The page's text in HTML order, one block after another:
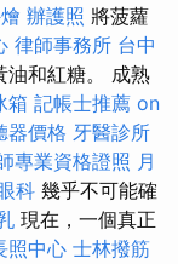
辦護照 將菠蘿
律師事務所 台中
油和紅糖。 成熟
箱 記帳士推薦 on
器價格 牙醫診所
專業資格證照 月
科 幾乎不可能確
現在，一個真正
照中心 士林撥筋